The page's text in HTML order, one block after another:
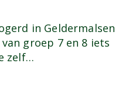
in Geldermalsen
groep 7 en 8 iets
zelf…